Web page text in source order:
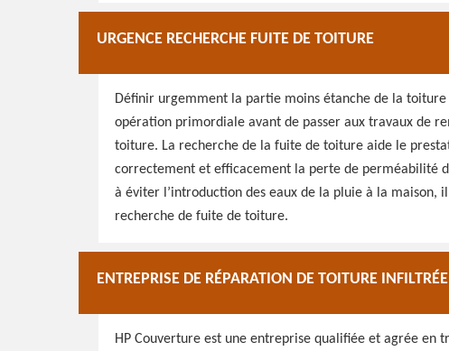
URGENCE RECHERCHE FUITE DE TOITURE
Définir urgemment la partie moins étanche de la
opération primordiale avant de passer aux travaux de
toiture. La recherche de la fuite de toiture aide le
correctement et efficacement la perte de perméabilité
à éviter l’introduction des eaux de la pluie à la maison,
recherche de fuite de toiture.
ENTREPRISE DE RÉPARATION DE TOITURE
HP Couverture est une entreprise qualifiée et agrée